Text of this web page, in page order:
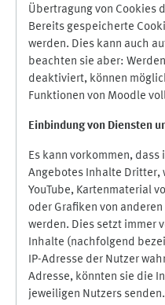
Übertragung von Cookies
Bereits gespeicherte
werden. Dies kann auch
beachten sie aber:
deaktiviert, können
Funktionen von Moodle
Einbindung von Diensten
Es kann vorkommen,
Angebotes Inhalte Dritter,
YouTube, Kartenmaterial
oder Grafiken von
werden. Dies setzt immer
Inhalte (nachfolgend
IP-Adresse der Nutzer
Adresse, könnten sie die
jeweiligen Nutzers